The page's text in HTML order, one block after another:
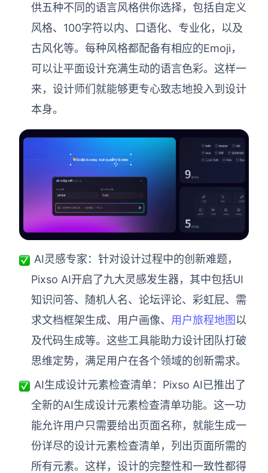
供五种不同的语言风格供你选择，包括自定义
风格、100字符以内、口语化、专业化，以及
古风化等。每种风格都配备有相应的Emoji，
可以让平面设计充满生动的语言色彩。这样一
来，设计师们就能够更专心致志地投入到设计
本身。
AI灵感专家：针对设计过程中的创新难题，
Pixso AI开启了九大灵感发生器，其中包括UI
知识问答、随机人名、论坛评论、彩虹屁、需
求文档框架生成、用户画像、 用户旅程地图以
及代码生成等。这些工具能助力设计团队打破
思维定势，满足用户在各个领域的创新需求。
AI生成设计元素检查清单：Pixso AI已推出了
全新的AI生成设计元素检查清单功能。这一功
能允许用户只需要给出页面名称，就能生成一
份详尽的设计元素检查清单，列出页面所需的
所有元素。这样，设计的完整性和一致性都得